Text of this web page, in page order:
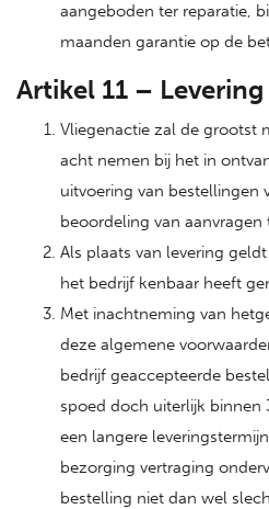
aangeboden ter reparatie,
maanden garantie op de
Artikel 11 –
Vliegenactie zal de grootst
acht nemen bij het in
uitvoering van bestellingen
beoordeling van
Als plaats van levering
het bedrijf kenbaar heeft
Met inachtneming van
deze algemene
bedrijf geaccepteerde
spoed doch uiterlijk binnen
een langere
bezorging vertraging
bestelling niet dan wel